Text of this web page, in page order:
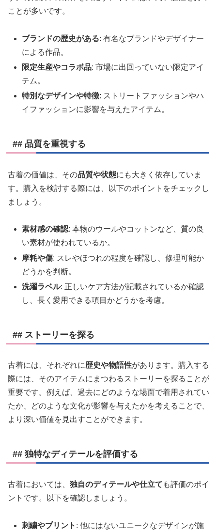
ことが多いです。
ブランドの歴史がある: 有名なブランドやデザイナー
による作品。
限定生産やコラボ品: 市場に出回っていない限定アイ
テム。
特別なデザインや特徴: ストリートファッションやハ
イファッションに影響を与えたアイテム。
## 品質を重視する
古着の価値は、その品質や状態にも大きく依存していま
す。購入を検討する際には、以下のポイントをチェックし
ましょう。
素材感の確認: 本物のウールやコットンなど、質の良
い素材が使われているか。
摩耗や傷: スレやほつれの程度を確認し、修理可能か
どうかを判断。
洗濯ラベル: 正しいケア方法が記載されているか確認
し、長く愛用できる項目かどうかを考慮。
## ストーリーを探る
古着には、それぞれに歴史や物語性があります。購入する
際には、そのアイテムにまつわるストーリーを探ることが
重要です。例えば、過去にどのような場面で着用されてい
たか、どのような文化が影響を与えたかを考えることで、
より深い価値を見出すことができます。
## 独特なディテールを評価する
古着においては、 独自のディテールや仕立て も評価のポイ
ントです。以下を確認しましょう。
刺繍やプリント : 他にはないユニークなデザインが施